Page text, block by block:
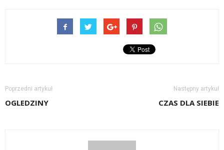
Poprzedni artykuł
OGLEDZINY
Następny artykuł
CZAS DLA SIEBIE